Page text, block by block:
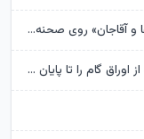
آرزوهای ایرج راد برای «تئاتر متفکر»/ «آبجی‌ها و آقاجان» روی صحنه می‌رود
بانک مرکزی امکان استفادۀ واردکنندگان دارو از اوراق گام را تا پایان امسال تمدید کرد